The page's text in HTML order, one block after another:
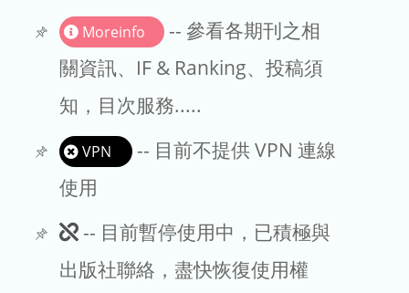
文章處理費
EndNote
Moreinfo
-- 參看各期刊之相
關資訊、IF & Ranking、投稿須
知，目次服務.....
VPN
-- 目前不提供 VPN 連線
使用
此
期
-- 目前暫停使用中，已積極與
出版社聯絡，盡快恢復使用權